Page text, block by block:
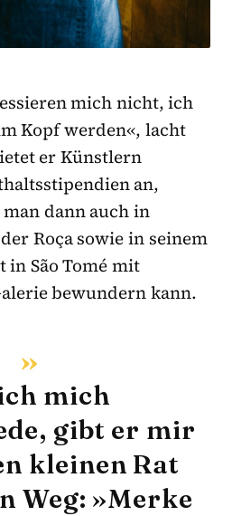
mich nicht, ich
Kopf werden«, lacht
er Künstlern
an,
dann auch in
Roça sowie in seinem
in São Tomé mit
bewundern kann.
mich
gibt er mir
kleinen Rat
Weg: »Merke